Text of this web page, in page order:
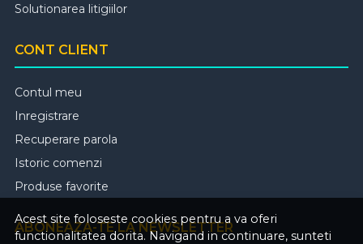
Acest site foloseste cookies pentru a va oferi
functionalitatea dorita. Navigand in continuare, sunteti
Solutionarea litigiilor
CONT CLIENT
Contul meu
Inregistrare
Recuperare parola
Istoric comenzi
Produse favorite
ABONEAZA-TE LA NEWSLETTER